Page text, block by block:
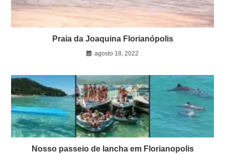
Praia da Joaquina Florianópolis
agosto 18, 2022
Nosso passeio de lancha em Florianopolis